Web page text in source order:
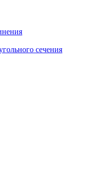
сечения